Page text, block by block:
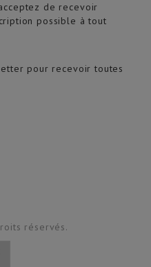
pour recevoir toutes
de recevoir
possible à tout
réservés.